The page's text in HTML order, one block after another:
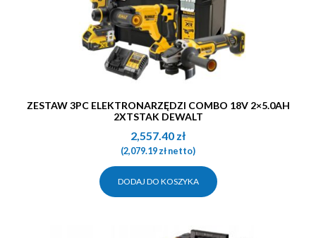
ZESTAW 3PC ELEKTRONARZĘDZI COMBO 18V 2×5.0AH
2XTSTAK DEWALT
2,557.40 zł
(2,079.19złnetto)
DODAJ DO KOSZYKA